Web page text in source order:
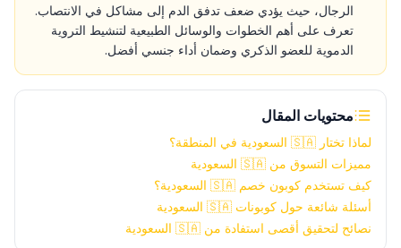
الرجال، حيث يؤدي ضعف تدفق الدم إلى مشاكل في الانتصاب.
تعرف على أهم الخطوات والوسائل الطبيعية لتنشيط التروية
الدموية للعضو الذكري وضمان أداء جنسي أفضل.
محتويات المقال
لماذا تختار 🇸🇦 السعودية في المنطقة؟
مميزات التسوق من 🇸🇦 السعودية
كيف تستخدم كوبون خصم 🇸🇦 السعودية؟
أسئلة شائعة حول كوبونات 🇸🇦 السعودية
نصائح لتحقيق أقصى استفادة من 🇸🇦 السعودية